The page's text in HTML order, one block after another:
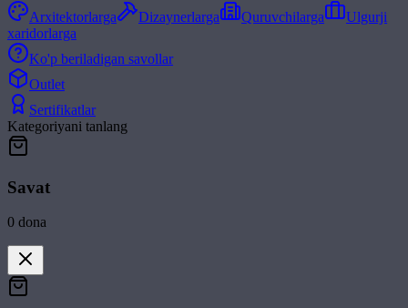
Arxitektorlarga
Dizaynerlarga Quruvchilarga
Ulgurji
xaridorlarga
Ko'p beriladigan savollar
Outlet
Sertifikatlar
Kategoriyani tanlang
Savat
0 dona